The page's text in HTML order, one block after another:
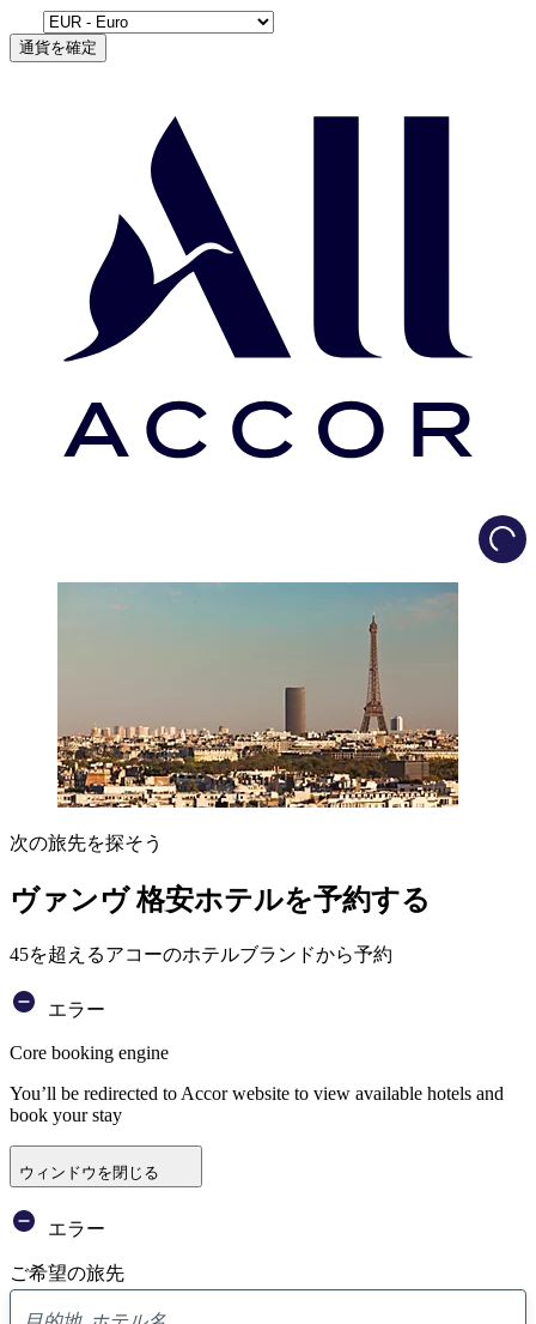
通貨を確定
次の旅先を探そう
ヴァンヴ 格安ホテルを予約する
45を超えるアコーのホテルブランドから予約
エラー
Core booking engine
You’ll be redirected to Accor website to view available hotels and
book your stay
ウィンドウを閉じる
エラー
ご希望の旅先